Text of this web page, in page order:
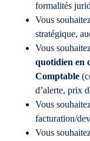
formalités
Vous
stratégique,
Vous
quotidien en
Comptable
d’alerte, prix
Vous
facturation/
Vous